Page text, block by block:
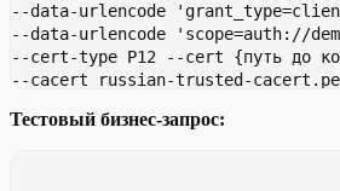
--data-urlencode
--data-urlencode 'scope=auth://
--cert-type P12 --cert {путь до
--cacert russian-trusted-
Тестовый бизнес-запрос: